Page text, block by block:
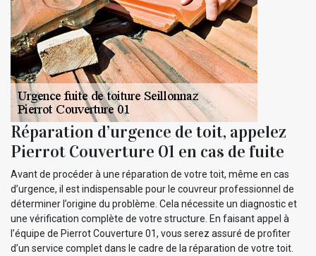
Réparation d’urgence de toit, appelez
Pierrot Couverture 01 en cas de fuite
Avant de procéder à une réparation de votre toit, même en cas
d’urgence, il est indispensable pour le couvreur professionnel de
déterminer l’origine du problème. Cela nécessite un diagnostic et
une vérification complète de votre structure. En faisant appel à
l’équipe de Pierrot Couverture 01, vous serez assuré de profiter
d’un service complet dans le cadre de la réparation de votre toit.